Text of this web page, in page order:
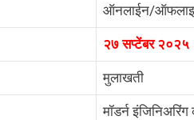
ऑनलाईन/
२७ सप्टेंबर २०२५
मुलाखती
मॉडर्न